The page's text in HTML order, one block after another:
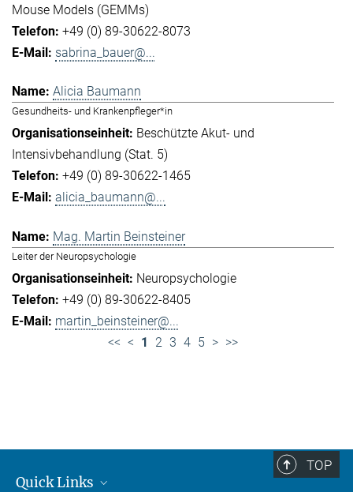
Mouse Models (GEMMs)
+49 (0) 89-30622-8073
sabrina_bauer@...
Alicia Baumann
Gesundheits- und Krankenpfleger*in
Beschützte Akut- und
Intensivbehandlung (Stat. 5)
+49 (0) 89-30622-1465
alicia_baumann@...
Mag. Martin Beinsteiner
Leiter der Neuropsychologie
Neuropsychologie
+49 (0) 89-30622-8405
martin_beinsteiner@...
<< < 1 2 3 4 5 > >>
TOP
Quick Links